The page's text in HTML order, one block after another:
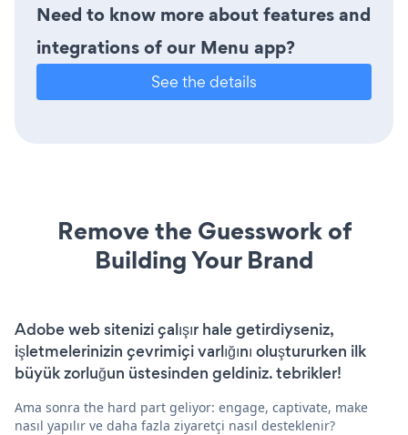
Need to know more about features and
integrations of our Menu app?
See the details
Remove the Guesswork of
Building Your Brand
Adobe web sitenizi çalışır hale getirdiyseniz,
işletmelerinizin çevrimiçi varlığını oluştururken ilk
büyük zorluğun üstesinden geldiniz. tebrikler!
Ama sonra the hard part geliyor: engage, captivate, make
nasıl yapılır ve daha fazla ziyaretçi nasıl desteklenir?